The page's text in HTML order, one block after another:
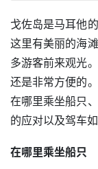
戈佐岛是马耳他
这里有美丽的海
多游客前来观光
还是非常方便的
在哪里乘坐船只
的应对以及驾车
在哪里乘坐船只